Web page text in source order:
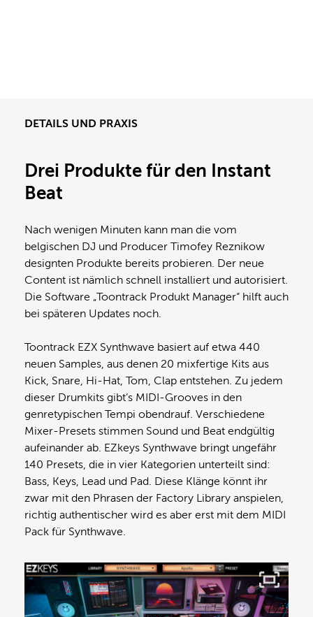
DETAILS UND PRAXIS
Drei Produkte für den Instant
Beat
Nach wenigen Minuten kann man die vom
belgischen DJ und Producer Timofey Reznikow
designten Produkte bereits probieren. Der neue
Content ist nämlich schnell installiert und autorisiert.
Die Software „Toontrack Produkt Manager“ hilft auch
bei späteren Updates noch.
Toontrack EZX Synthwave basiert auf etwa 440
neuen Samples, aus denen 20 mixfertige Kits aus
Kick, Snare, Hi-Hat, Tom, Clap entstehen. Zu jedem
dieser Drumkits gibt’s MIDI-Grooves in den
genretypischen Tempi obendrauf. Verschiedene
Mixer-Presets stimmen Sound und Beat endgültig
aufeinander ab. EZkeys Synthwave bringt ungefähr
140 Presets, die in vier Kategorien unterteilt sind:
Bass, Keys, Lead und Pad. Diese Klänge könnt ihr
zwar mit den Phrasen der Factory Library anspielen,
richtig authentischer wird es aber erst mit dem MIDI
Pack für Synthwave.